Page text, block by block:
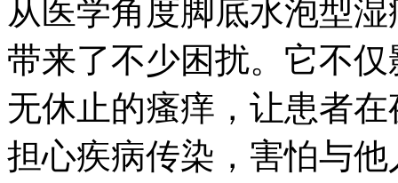
从医学角度脚底水泡型
带来了不少困扰。它不
无休止的瘙痒，让患者
担心疾病传染，害怕与